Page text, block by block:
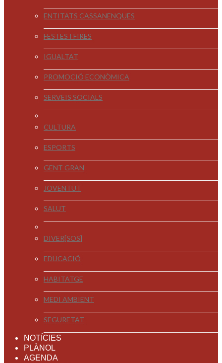
ENTITATS CASSANENQUES
FESTES I FIRES
IGUALTAT
PROMOCIÓ ECONÒMICA
SERVEIS SOCIALS
CULTURA
ESPORTS
GENT GRAN
JOVENTUT
SALUT
DIVER[SOS]
EDUCACIÓ
HABITATGE
MEDI AMBIENT
SEGURETAT
NOTÍCIES
PLÀNOL
AGENDA